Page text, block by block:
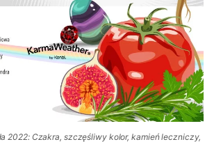
2022: Czakra, szczęśliwy kolor, kamień leczniczy,